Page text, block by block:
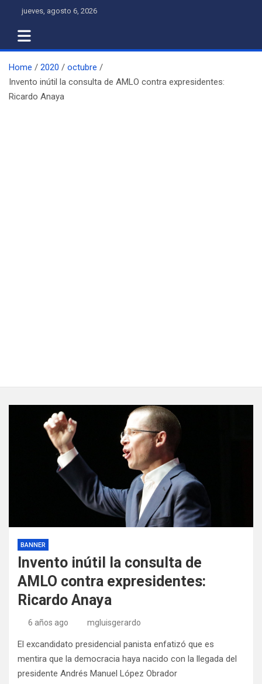
content
jueves, agosto 6, 2026
Home 2020
octubre
Invento inútil la consulta de AMLO contra expresidentes:
Ricardo Anaya
BANNER
Invento inútil la consulta de
AMLO contra expresidentes:
Ricardo Anaya
6 años ago mgluisgerardo
El excandidato presidencial panista enfatizó que es
mentira que la democracia haya nacido con la llegada del
presidente Andrés Manuel López Obrador